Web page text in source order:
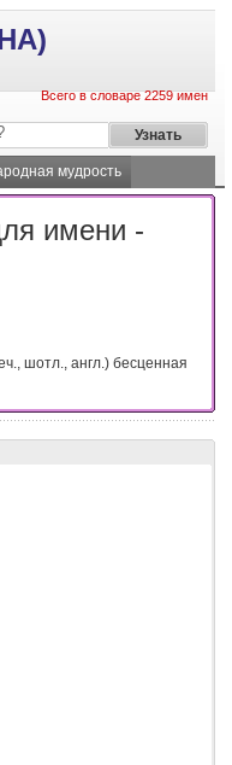
Всего в словаре 2259 имен
мудрость
имени -
шотл., англ.) бесценная